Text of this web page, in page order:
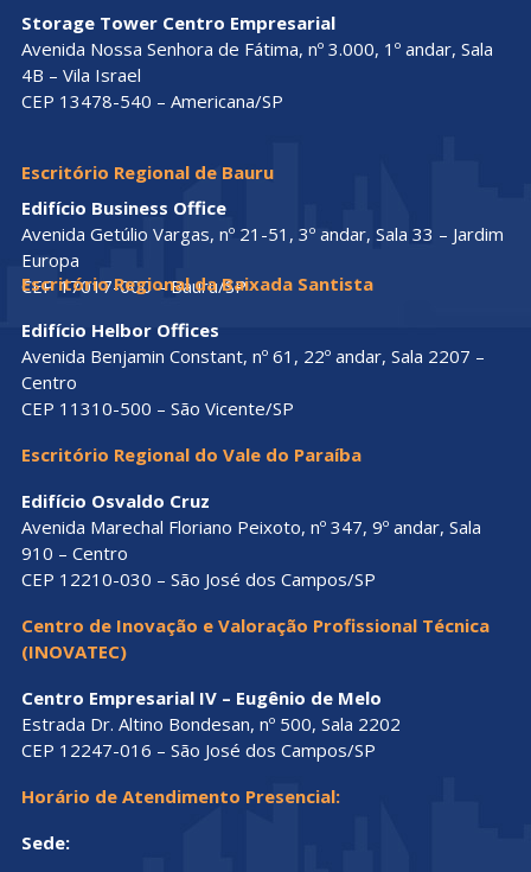
Storage Tower Centro Empresarial
Avenida Nossa Senhora de Fátima, nº 3.000, 1º andar, Sala
4B – Vila Israel
CEP 13478-540 – Americana/SP
Escritório Regional de Bauru
Edifício Business Office
Avenida Getúlio Vargas, nº 21-51, 3º andar, Sala 33 – Jardim
Europa
CEP 17017-000 – Bauru/SP
Escritório Regional da Baixada Santista
Edifício Helbor Offices
Avenida Benjamin Constant, nº 61, 22º andar, Sala 2207 –
Centro
CEP 11310-500 – São Vicente/SP
Escritório Regional do Vale do Paraíba
Edifício Osvaldo Cruz
Avenida Marechal Floriano Peixoto, nº 347, 9º andar, Sala
910 – Centro
CEP 12210-030 – São José dos Campos/SP
Centro de Inovação e Valoração Profissional Técnica
(INOVATEC)
Centro Empresarial IV – Eugênio de Melo
Estrada Dr. Altino Bondesan, nº 500, Sala 2202
CEP 12247-016 – São José dos Campos/SP
Horário de Atendimento Presencial:
Sede: